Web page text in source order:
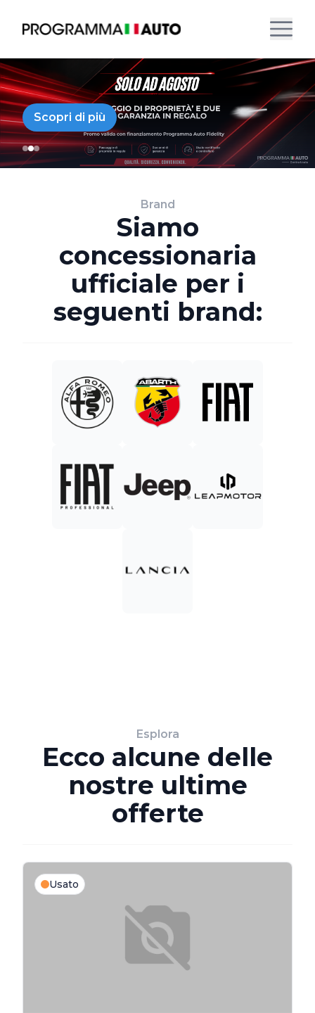
Scopri di più
Brand
Siamo
concessionaria
ufficiale per i
seguenti brand:
Esplora
Ecco alcune delle
nostre ultime
offerte
Usato